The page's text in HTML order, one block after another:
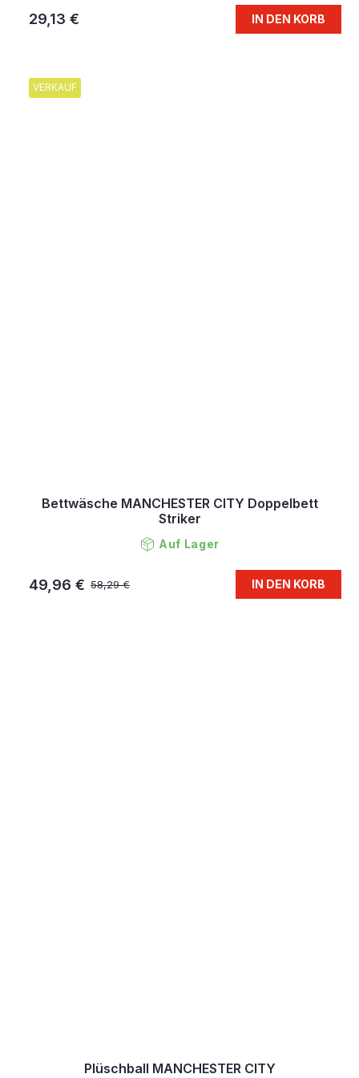
29,13 € IN DEN KORB
VERKAUF
Bettwäsche MANCHESTER CITY Doppelbett
Striker
Auf Lager
58,29 €
49,96 € IN DEN KORB
Plüschball MANCHESTER CITY